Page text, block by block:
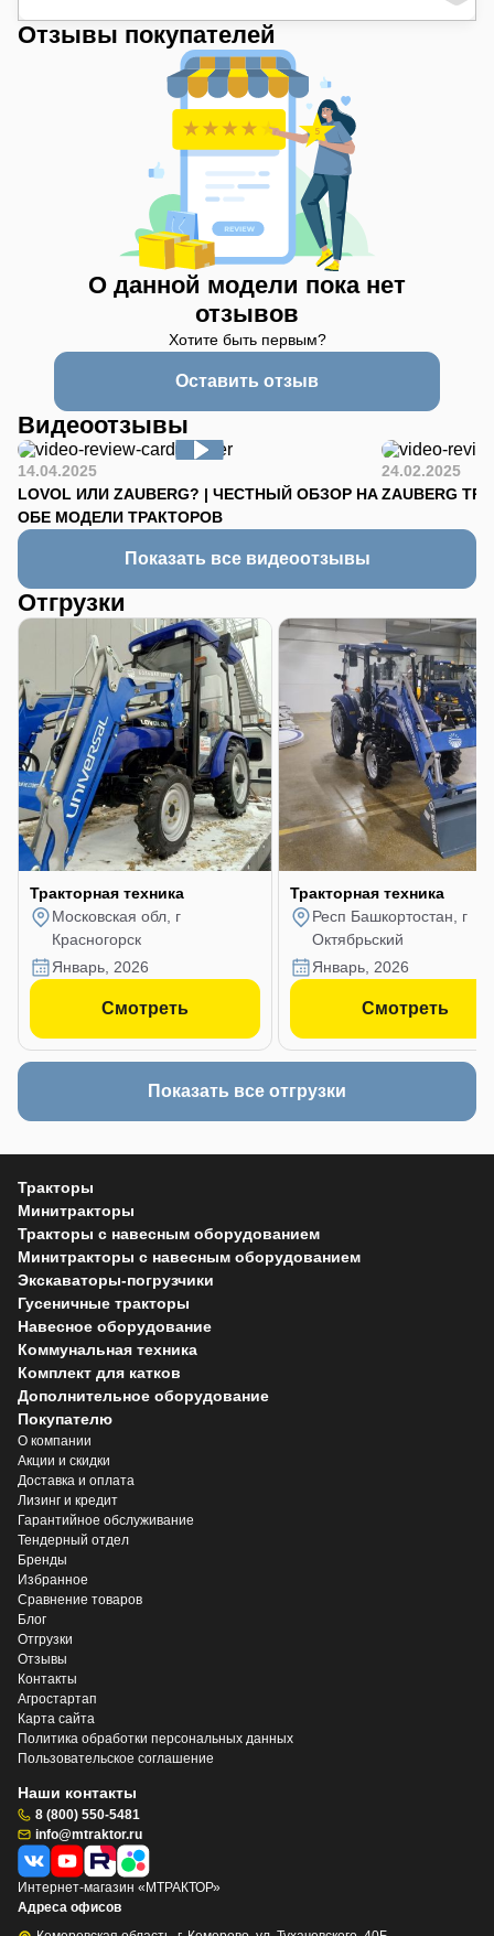
Отзывы покупателей
О данной модели пока нет
отзывов
Хотите быть первым?
Оставить отзыв
Видеоотзывы
14.04.2025
LOVOL ИЛИ ZAUBERG? | ЧЕСТНЫЙ ОБЗОР НА
ОБЕ МОДЕЛИ ТРАКТОРОВ
24.02.2025
ZAUBERG
Показать все видеоотзывы
Отгрузки
Тракторная техника
Московская обл, г
Красногорск
январь, 2026
Смотреть
Тракторная техника
Респ Башкортостан, г
Октябрьский
январь, 2026
Смотреть
Показать все отгрузки
Тракторы
Минитракторы
Тракторы с навесным оборудованием
Минитракторы с навесным оборудованием
Экскаваторы-погрузчики
Гусеничные тракторы
Навесное оборудование
Коммунальная техника
Комплект для катков
Дополнительное оборудование
Покупателю
О компании
Акции и скидки
Доставка и оплата
Лизинг и кредит
Гарантийное обслуживание
Тендерный отдел
Бренды
Избранное
Сравнение товаров
Блог
Отгрузки
Отзывы
Контакты
Агростартап
Карта сайта
Политика обработки персональных данных
Пользовательское соглашение
Наши контакты
8 (800) 550-5481
info@mtraktor.ru
Интернет-магазин «МТРАКТОР»
Адреса офисов